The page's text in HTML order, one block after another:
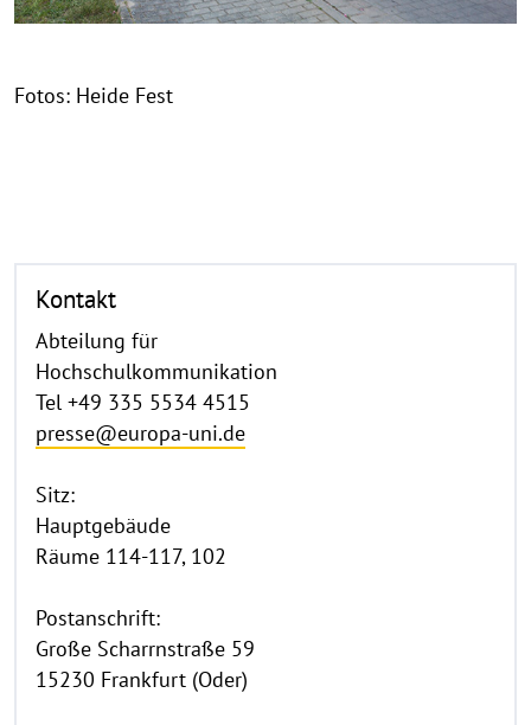
Fotos: Heide Fest
Kontakt
Abteilung für
Hochschulkommunikation
Tel +49 335 5534 4515
presse@europa-uni.de
Sitz:
Hauptgebäude
Räume 114-117, 102
Postanschrift:
Große Scharrnstraße 59
15230 Frankfurt (Oder)